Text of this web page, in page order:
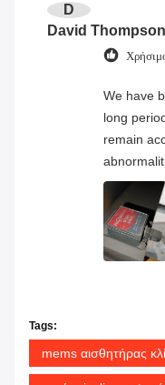
D
We have
long
remain
product
reliable.
Tags:
mems αισθητήρας